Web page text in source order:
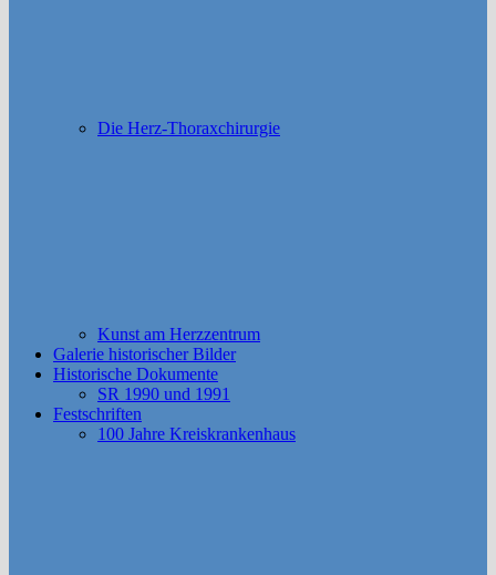
Die Herz-Thoraxchirurgie
Kunst am Herzzentrum
Galerie historischer Bilder
Historische Dokumente
SR 1990 und 1991
Festschriften
100 Jahre Kreiskrankenhaus